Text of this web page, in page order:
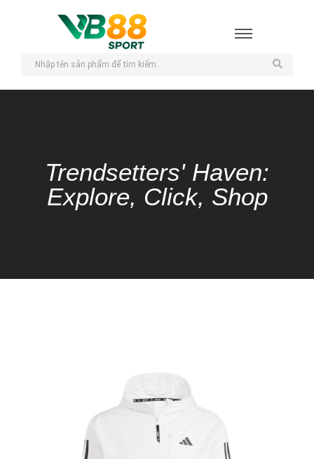
Trendsetters' Haven:
Explore, Click, Shop